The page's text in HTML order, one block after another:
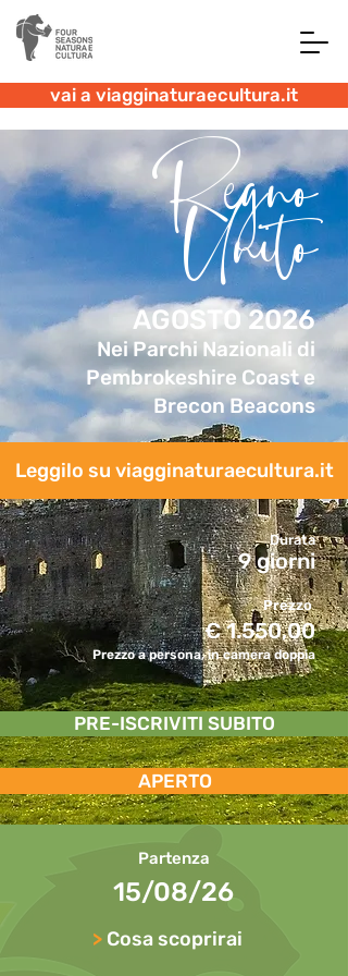
vai a viagginaturaecultura.it
Regno
Unito
AGOSTO 2026
Nei Parchi Nazionali di
Pembrokeshire Coast e
Brecon Beacons
Leggilo su viagginaturaecultura.it
Durata
9 giorni
Prezzo
€ 1.550,00
Prezzo a persona, in camera doppia
PRE-ISCRIVITI SUBITO
APERTO
Partenza
15/08/26
> Cosa scoprirai